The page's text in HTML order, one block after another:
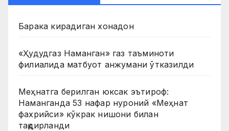
Барака кирадиган хонадон
«Ҳудудгаз Наманган» газ таъминоти
филиалида матбуот анжумани ўтказилди
Меҳнатга берилган юксак эътироф:
Наманганда 53 нафар нуроний «Меҳнат
фахрийси» кўкрак нишони билан
тақдирланди